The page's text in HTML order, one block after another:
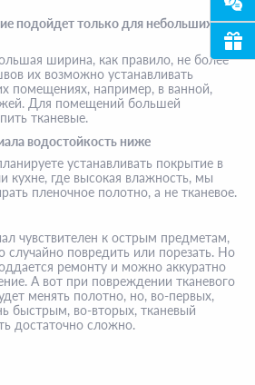
подойдет только для небольших
ширина, как правило, не более
их возможно устанавливать
помещениях, например, в ванной,
Для помещений большей
тканевые.
водостойкость ниже
устанавливать покрытие в
кухне, где высокая влажность, мы
пленочное полотно, а не тканевое.
чувствителен к острым предметам,
случайно повредить или порезать. Но
ремонту и можно аккуратно
А вот при повреждении тканевого
менять полотно, но, во-первых,
быстрым, во-вторых, тканевый
достаточно сложно.